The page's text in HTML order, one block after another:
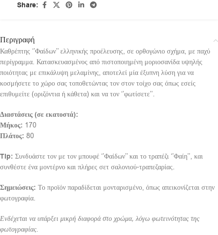
Share:
Περιγραφή
Καθρέπτης ‘’Φαίδων’’ ελληνικής προέλευσης, σε ορθογώνιο σχήμα, με παχύ
περίγραμμα. Κατασκευασμένος από πιστοποιημένη μοριοσανίδα υψηλής
ποιότητας με επικάλυψη μελαμίνης, αποτελεί μία έξυπνη λύση για να
κοσμήσετε το χώρο σας τοποθετώντας τον στον τοίχο σας όπως εσείς
επιθυμείτε (οριζόντια ή κάθετα) και να τον ‘’φωτίσετε’’.
Διαστάσεις (σε εκατοστά):
Μήκος: 170
Πλάτος: 80
Tip: Συνδυάστε τον με τον μπουφέ ‘’Φαίδων’’ και το τραπέζι ‘’Φαίη’’, και
συνθέστε ένα μοντέρνο και πλήρες σετ σαλονιού-τραπεζαρίας.
Σημειώσεις: Το προϊόν παραδίδεται μονταρισμένο, όπως απεικονίζεται στην
φωτογραφία.
Ενδέχεται να υπάρξει μικρή διαφορά στο χρώμα, λόγω φωτεινότητας της
φωτογραφίας.